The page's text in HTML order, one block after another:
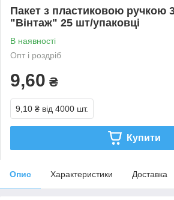
Пакет з пластиковою ручкою
"Вінтаж" 25 шт/упаковці
В наявності
Опт і роздріб
9,60 ₴
9,10 ₴ від 4000 шт.
Купити
Опис Характеристики Доставка